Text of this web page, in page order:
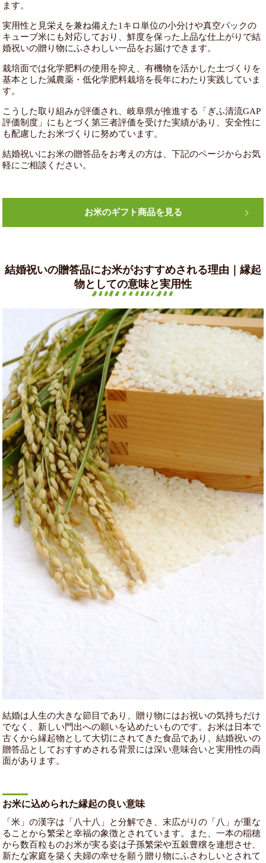
ます。
実用性と見栄えを兼ね備えた1キロ単位の小分けや真空パックの
キューブ米にも対応しており、鮮度を保った上品な仕上がりで結
婚祝いの贈り物にふさわしい一品をお届けできます。
栽培面では化学肥料の使用を抑え、有機物を活かした土づくりを
基本とした減農薬・低化学肥料栽培を長年にわたり実践していま
す。
こうした取り組みが評価され、岐阜県が推進する「ぎふ清流GAP
評価制度」にもとづく第三者評価を受けた実績があり、安全性に
も配慮したお米づくりに努めています。
結婚祝いにお米の贈答品をお考えの方は、下記のページからお気
軽にご相談ください。
お米のギフト商品を見る
結婚祝いの贈答品にお米がおすすめされる理由｜縁起
物としての意味と実用性
結婚は人生の大きな節目であり、贈り物にはお祝いの気持ちだけ
でなく、新しい門出への願いを込めたいものです。お米は日本で
古くから縁起物として大切にされてきた食品であり、結婚祝いの
贈答品としておすすめされる背景には深い意味合いと実用性の両
面があります。
お米に込められた縁起の良い意味
「米」の漢字は「八十八」と分解でき、末広がりの「八」が重な
ることから繁栄と幸福の象徴とされています。また、一本の稲穂
から数百粒ものお米が実る姿は子孫繁栄や五穀豊穣を連想させ、
新たな家庭を築く夫婦の幸せを願う贈り物にふさわしいとされて